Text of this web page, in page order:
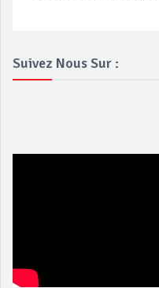
Suivez Nous Sur :